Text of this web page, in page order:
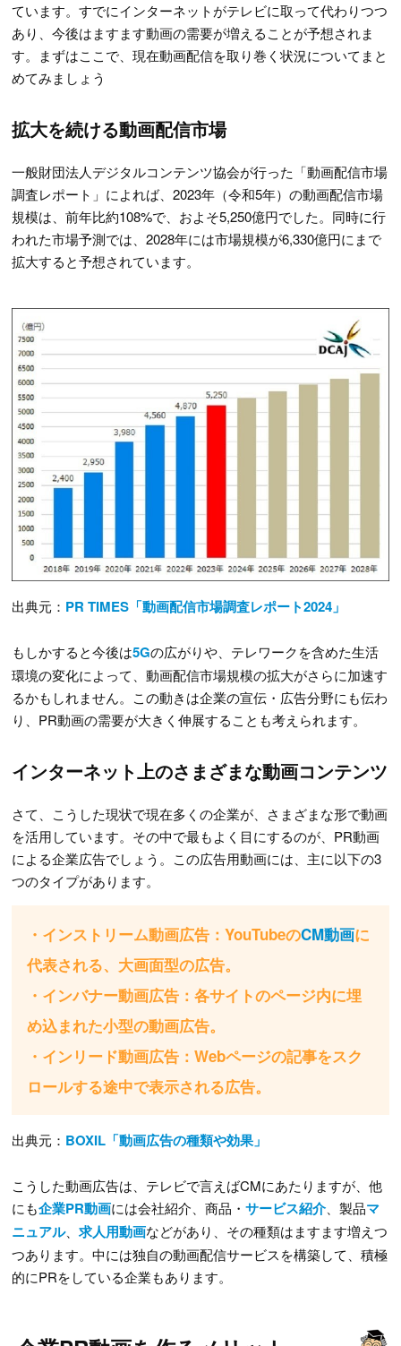
ています。すでにインターネットがテレビに取って代わりつつ
あり、今後はますます動画の需要が増えることが予想されま
す。まずはここで、現在動画配信を取り巻く状況についてまと
めてみましょう
拡大を続ける動画配信市場
一般財団法人デジタルコンテンツ協会が行った「動画配信市場
調査レポート」によれば、2023年（令和5年）の動画配信市場
規模は、前年比約108%で、およそ5,250億円でした。同時に行
われた市場予測では、2028年には市場規模が6,330億円にまで
拡大すると予想されています。
出典元： PR TIMES「動画配信市場調査レポート2024」
もしかすると今後は5Gの広がりや、テレワークを含めた生活
環境の変化によって、動画配信市場規模の拡大がさらに加速す
るかもしれません。この動きは企業の宣伝・広告分野にも伝わ
り、PR動画の需要が大きく伸展することも考えられます。
インターネット上のさまざまな動画コンテンツ
さて、こうした現状で現在多くの企業が、さまざまな形で動画
を活用しています。その中で最もよく目にするのが、PR動画
による企業広告でしょう。この広告用動画には、主に以下の3
つのタイプがあります。
・インストリーム動画広告：YouTubeのCM動画に
代表される、大画面型の広告。
・インバナー動画広告：各サイトのページ内に埋
め込まれた小型の動画広告。
・インリード動画広告：Webページの記事をスク
ロールする途中で表示される広告。
出典元： BOXIL「動画広告の種類や効果」
こうした動画広告は、テレビで言えばCMにあたりますが、他
にも企業PR動画には会社紹介、商品・サービス紹介、製品マ
ニュアル、求人用動画などがあり、その種類はますます増えつ
つあります。中には独自の動画配信サービスを構築して、積極
的にPRをしている企業もあります。